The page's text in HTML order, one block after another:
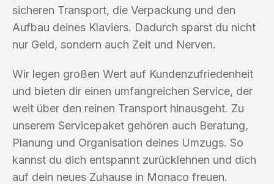
sicheren Transport, die Verpackung und den
Aufbau deines Klaviers. Dadurch sparst du nicht
nur Geld, sondern auch Zeit und Nerven.
Wir legen großen Wert auf Kundenzufriedenheit
und bieten dir einen umfangreichen Service, der
weit über den reinen Transport hinausgeht. Zu
unserem Servicepaket gehören auch Beratung,
Planung und Organisation deines Umzugs. So
kannst du dich entspannt zurücklehnen und dich
auf dein neues Zuhause in Monaco freuen.